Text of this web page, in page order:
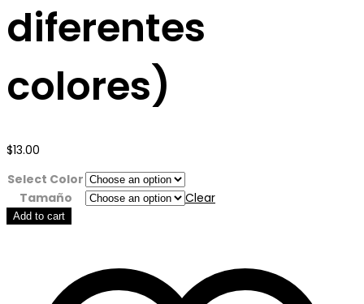
diferentes
colores)
$13.00
Select Color
Tamaño
Clear
Add to cart